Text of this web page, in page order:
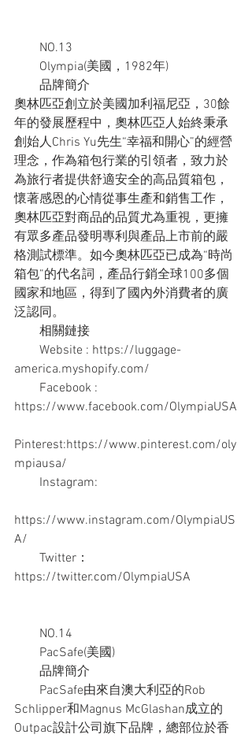
NO.13
Olympia(美國，1982年)
品牌簡介
奧林匹亞創立於美國加利福尼亞，30餘
年的發展歷程中，奧林匹亞人始終秉承
創始人Chris Yu先生“幸福和開心”的經營
理念，作為箱包行業的引領者，致力於
為旅行者提供舒適安全的高品質箱包，
懷著感恩的心情從事生產和銷售工作，
奧林匹亞對商品的品質尤為重視，更擁
有眾多產品發明專利與產品上市前的嚴
格測試標準。如今奧林匹亞已成為“時尚
箱包”的代名詞，產品行銷全球100多個
國家和地區，得到了國內外消費者的廣
泛認同。
相關鏈接
Website : https://luggage-
america.myshopify.com/
Facebook :
https://www.facebook.com/OlympiaUSA
Pinterest:https://www.pinterest.com/oly
mpiausa/
Instagram:
https://www.instagram.com/OlympiaUS
A/
Twitter：
https://twitter.com/OlympiaUSA
NO.14
PacSafe(美國)
品牌簡介
PacSafe由來自澳大利亞的Rob
Schlipper和Magnus McGlashan成立的
Outpac設計公司旗下品牌，總部位於香